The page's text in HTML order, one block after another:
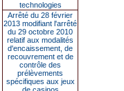
technologies
Arrêté du 28 février
2013 modifiant l'arrêté
du 29 octobre 2010
relatif aux modalités
d'encaissement, de
recouvrement et de
contrôle des
prélèvements
spécifiques aux jeux